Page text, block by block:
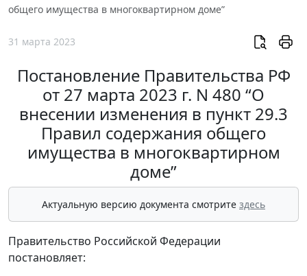
общего имущества в многоквартирном доме”
31 марта 2023
Постановление Правительства РФ
от 27 марта 2023 г. N 480 “О
внесении изменения в пункт 29.3
Правил содержания общего
имущества в многоквартирном
доме”
Актуальную версию документа смотрите здесь
Правительство Российской Федерации
постановляет: